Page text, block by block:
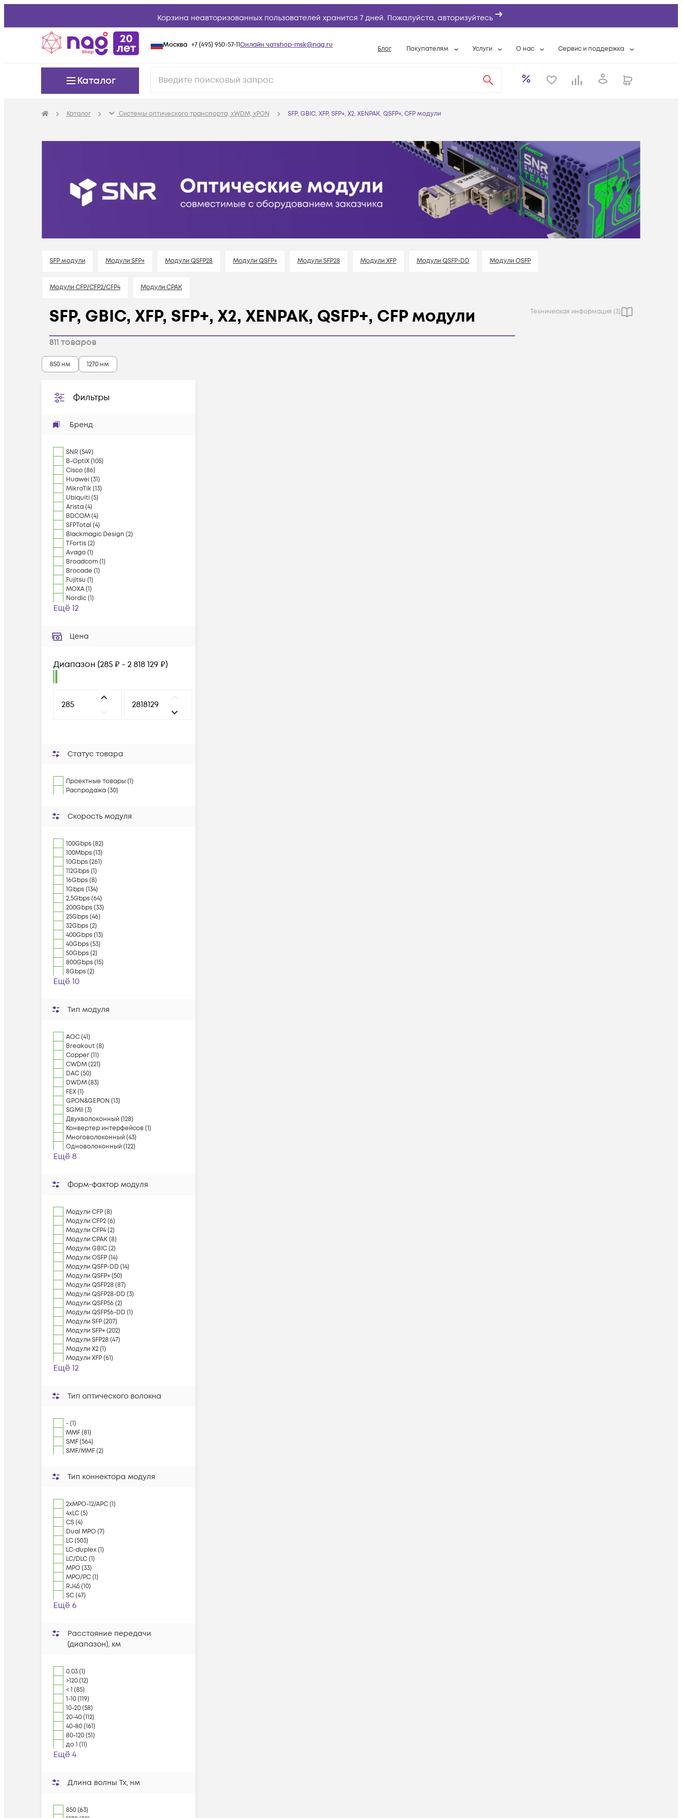
Корзина неавторизованных пользователей хранится 7 дней. Пожалуйста, авторизуйтесь
Москва +7 (495) 950-57-11Онлайн чатshop-msk@nag.ru Блог Покупателям
Условия доставки
Возврат товара
Вопросы и ответы
База знаний
Конфигураторы
Услуги
Системная интеграция
О нас
Контактная информация
Вакансии
Новости
Сервис и поддержка
Контакты сервисных центров
Условия оказания услуг
Каталог
Каталог Системы оптического транспорта, xWDM, xPON SFP, GBIC, XFP, SFP+, X2, XENPAK, QSFP+, CFP модули
SFP модули Модули SFP+ Модули QSFP28 Модули QSFP+ Модули SFP28 Модули XFP Модули QSFP-DD Модули OSFP
Модули CFP/CFP2/CFP4 Модули CPAK
SFP, GBIC, XFP, SFP+, X2, XENPAK, QSFP+, CFP модули
811 товаров
Техническая информация (3)
Фильтры
Бренд
SNR (549)
B-OptiX(105)
Cisco(86)
Huawei (31)
MikroTik(13)
Ubiquiti (5)
Arista(4)
BDCOM(4)
SFPTotal (4)
Blackmagic Design (2)
TFortis(2)
Avago(1)
Broadcom(1)
Brocade (1)
Fujitsu (1)
MOXA(1)
Nordic(1)
Ещё 12
Цена
Диапазон (285 ₽ - 2 818 129 ₽)
Статус товара
Проектные товары (1)
Распродажа (30)
Скорость модуля
100Gbps (82)
100Mbps (13)
10Gbps (261)
112Gbps (1)
16Gbps (8)
1Gbps (134)
2,5Gbps (64)
200Gbps (33)
25Gbps (46)
32Gbps (2)
400Gbps (13)
40Gbps (53)
50Gbps (2)
800Gbps (15)
8Gbps (2)
Ещё 10
Тип модуля
AOC (41)
Breakout (8)
Copper (11)
CWDM (221)
DAC (50)
DWDM (83)
FEX (1)
GPON&GEPON (13)
SGMII (3)
Двухволоконный (128)
Конвертер интерфейсов (1)
Многоволоконный (43)
Одноволоконный (122)
Ещё 8
Форм-фактор модуля
Модули CFP (8)
Модули CFP2 (6)
Модули CFP4 (2)
Модули CPAK (8)
Модули GBIC (2)
Модули OSFP (14)
Модули QSFP-DD (14)
Модули QSFP+ (50)
Модули QSFP28 (87)
Модули QSFP28-DD (3)
Модули QSFP56 (2)
Модули QSFP56-DD (1)
Модули SFP (207)
Модули SFP+ (202)
Модули SFP28 (47)
Модули X2 (1)
Модули XFP (61)
Ещё 12
Тип оптического волокна
- (1)
MMF (81)
SMF (564)
SMF/MMF (2)
Тип коннектора модуля
2xMPO-12/APC (1)
4xLC (5)
CS (4)
Dual MPO (7)
LC (503)
LC-duplex (1)
LC/DLC (1)
MPO (33)
MPO/PC (1)
RJ45 (10)
SC (47)
Ещё 6
Расстояние передачи
(диапазон), км
0.03 (1)
>120 (12)
< 1 (85)
1-10 (119)
10-20 (58)
20-40 (112)
40-80 (161)
80-120 (51)
до 1 (11)
Ещё 4
Длина волны Tx, нм
850 (63)
850 нм 1270 нм